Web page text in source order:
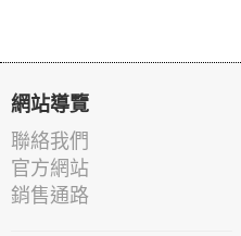
網站導覽
聯絡我們
官方網站
銷售通路